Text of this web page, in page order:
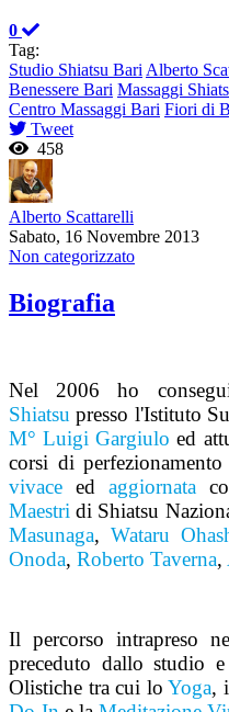
0
Tag:
Studio Shiatsu Bari Alberto
Benessere Bari Massaggi
Centro Massaggi Bari Fiori di
Tweet
458
Alberto Scattarelli
Sabato, 16 Novembre 2013
Non categorizzato
Biografia
Nel 2006 ho
Shiatsu presso l'Istituto
M° Luigi Gargiulo ed
corsi di
vivace ed aggiornata
Maestri di Shiatsu
Masunaga,Wataru
Onoda, Roberto Taverna,
Il percorso intrapreso
preceduto dallo studio
Olistiche tra cui loYoga,